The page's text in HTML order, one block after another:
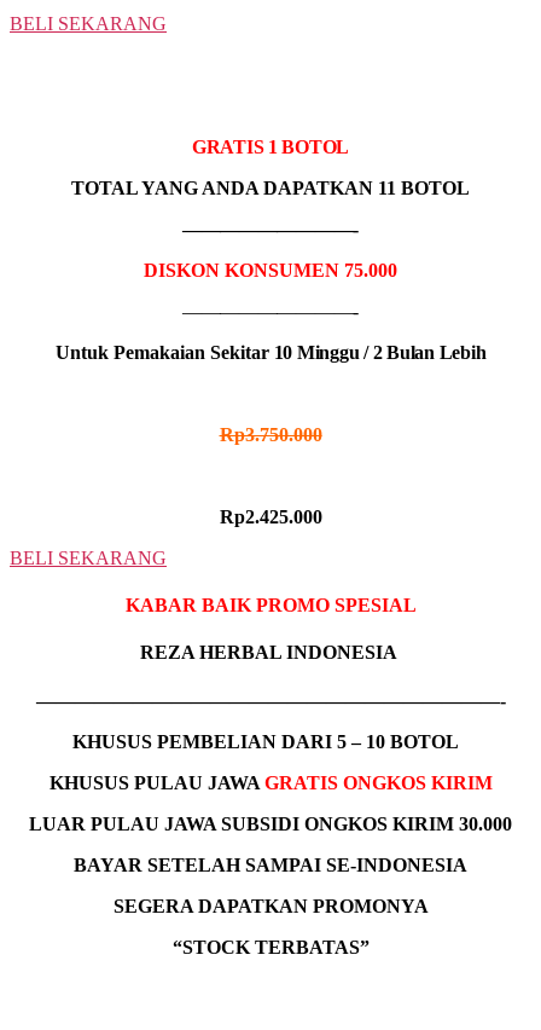
BELI SEKARANG
GRATIS 1 BOTOL
TOTAL YANG ANDA DAPATKAN 11 BOTOL
—————————-
DISKON KONSUMEN 75.000
—————————-
Untuk Pemakaian Sekitar 10 Minggu / 2 Bulan Lebih
Rp3.750.000
Rp2.425.000
BELI SEKARANG
KABAR BAIK PROMO SPESIAL
REZA HERBAL INDONESIA
————————————————————————-
KHUSUS PEMBELIAN DARI 5 – 10 BOTOL
KHUSUS PULAU JAWA GRATIS ONGKOS KIRIM
LUAR PULAU JAWA SUBSIDI ONGKOS KIRIM 30.000
BAYAR SETELAH SAMPAI SE-INDONESIA
SEGERA DAPATKAN PROMONYA
“STOCK TERBATAS”